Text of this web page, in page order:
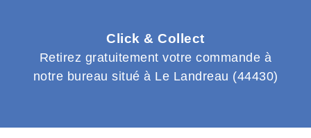
Click & Collect
Retirez gratuitement votre commande à
notre bureau situé à Le Landreau (44430)